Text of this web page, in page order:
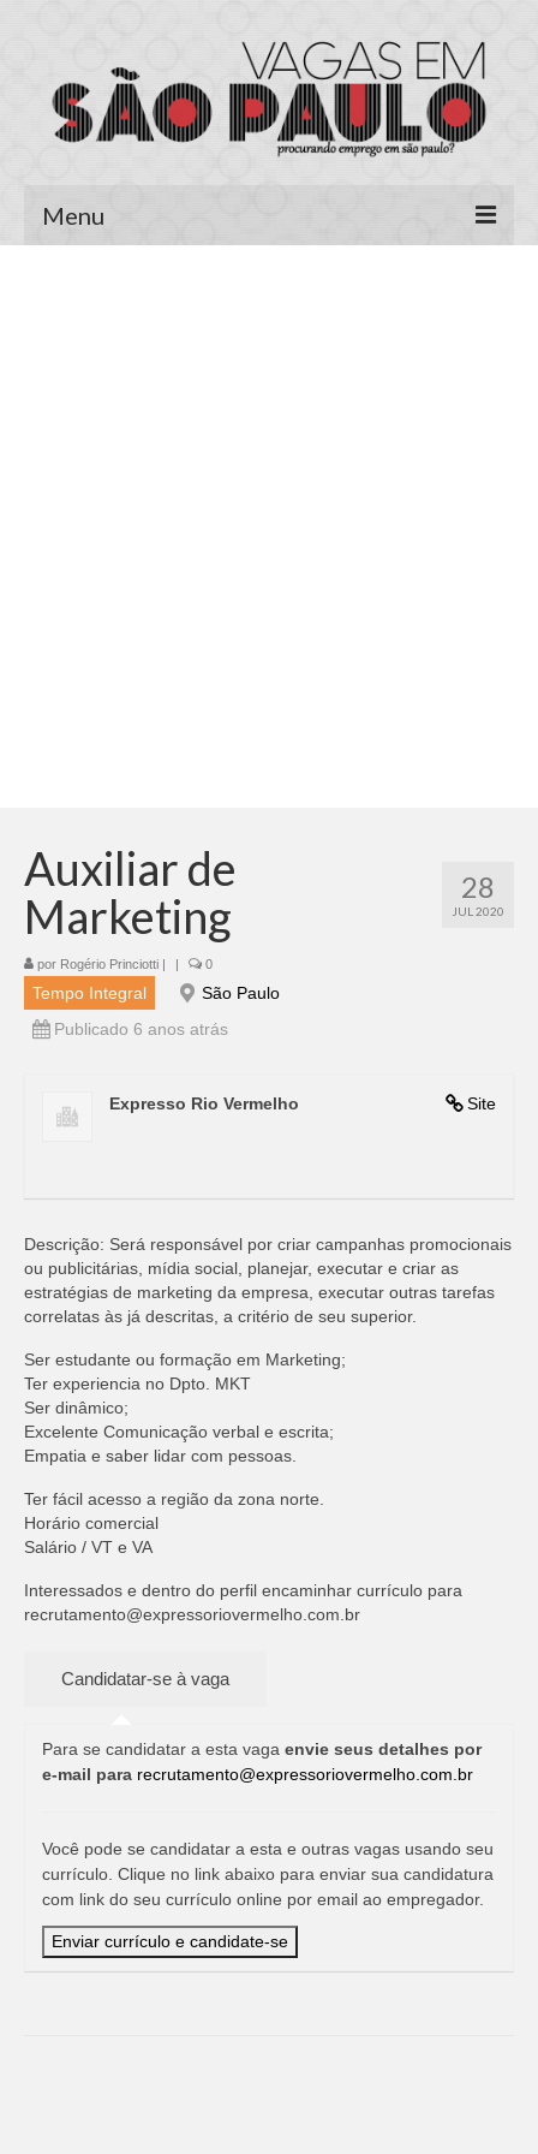
Menu
28
JUL 2020
Auxiliar de
Marketing
por Rogério Princiotti | | 0
Tempo Integral
São Paulo
Publicado 6 anos atrás
Site
Expresso Rio Vermelho
Descrição: Será responsável por criar campanhas promocionais
ou publicitárias, mídia social, planejar, executar e criar as
estratégias de marketing da empresa, executar outras tarefas
correlatas às já descritas, a critério de seu superior.
Ser estudante ou formação em Marketing;
Ter experiencia no Dpto. MKT
Ser dinâmico;
Excelente Comunicação verbal e escrita;
Empatia e saber lidar com pessoas.
Ter fácil acesso a região da zona norte.
Horário comercial
Salário / VT e VA
Interessados e dentro do perfil encaminhar currículo para
recrutamento@expressoriovermelho.com.br
Para se candidatar a esta vaga envie seus detalhes por
e-mail para recrutamento@expressoriovermelho.com.br
Você pode se candidatar a esta e outras vagas usando seu
currículo. Clique no link abaixo para enviar sua candidatura
com link do seu currículo online por email ao empregador.